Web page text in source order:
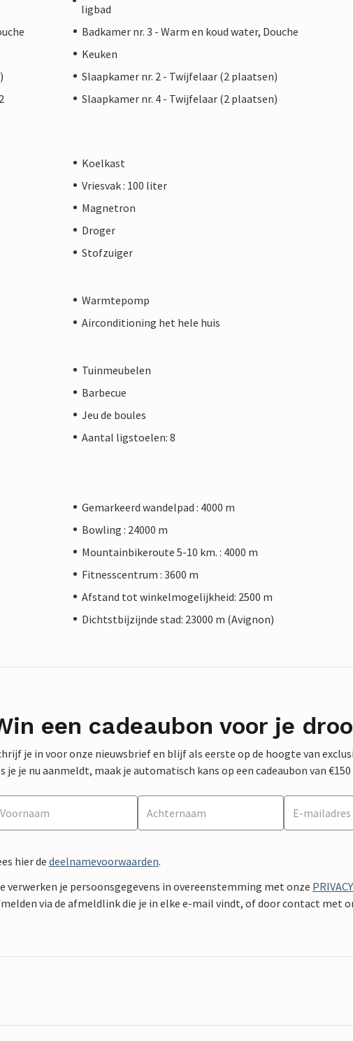
ligbad
Badkamer nr. 3 - Warm en koud water, Douche
Keuken
Slaapkamer nr. 2 - Twijfelaar (2 plaatsen)
Slaapkamer nr. 4 - Twijfelaar (2 plaatsen)
Koelkast
Vriesvak : 100 liter
Magnetron
Droger
Stofzuiger
Warmtepomp
Airconditioning het hele huis
Tuinmeubelen
Barbecue
Jeu de boules
Aantal ligstoelen: 8
Gemarkeerd wandelpad : 4000 m
Bowling : 24000 m
Mountainbikeroute 5-10 km. : 4000 m
Fitnesscentrum : 3600 m
Afstand tot winkelmogelijkheid: 2500 m
Dichtstbijzijnde stad: 23000 m (Avignon)
een cadeaubon voor je
je in voor onze nieuwsbrief en blijf als eerste op de hoogte van
je je nu aanmeldt, maak je automatisch kans op een cadeaubon van
hier dedeelnamevoorwaarden.
verwerken je persoonsgegevens in overeenstemming met onze
via de afmeldlink die je in elke e-mail vindt, of door contact met